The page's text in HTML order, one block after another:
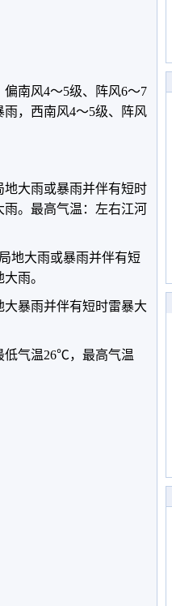
南风4～5级、阵风6～7
，西南风4～5级、阵风
大雨或暴雨并伴有短时
。最高气温：左右江河
地大雨或暴雨并伴有短
雨。
暴雨并伴有短时雷暴大
低气温26℃，最高气温